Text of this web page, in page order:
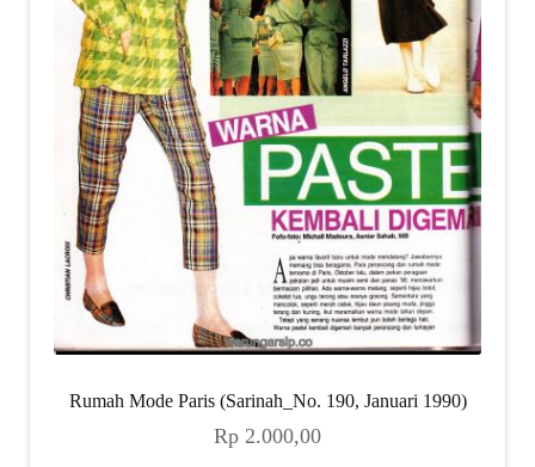
Rumah Mode Paris (Sarinah_No. 190, Januari 1990)
Rp 2.000,00